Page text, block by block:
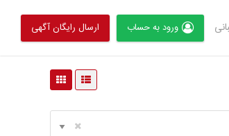
ورود به حساب ارسال رایگان آگهی